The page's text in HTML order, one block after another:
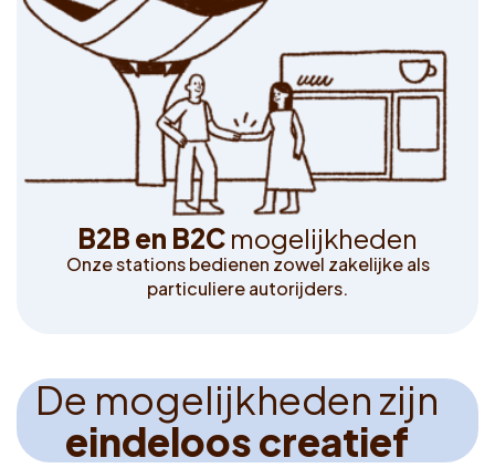
B2B en B2C mogelijkheden
Onze stations bedienen zowel zakelijke als
particuliere autorijders.
De mogelijkheden zijn
eindelooscreatief